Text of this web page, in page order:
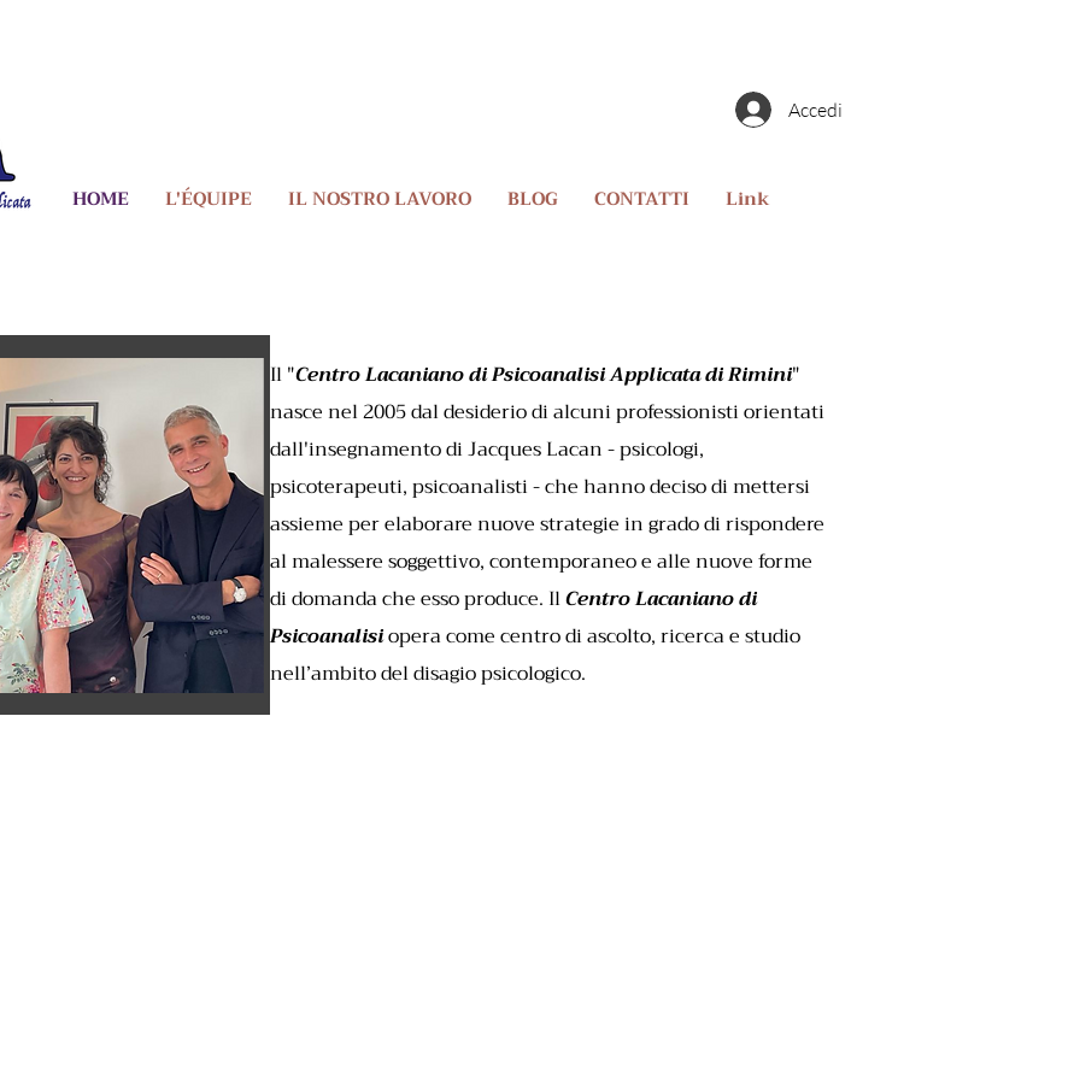
Accedi
HOME L'ÉQUIPE IL NOSTRO LAVORO BLOG CONTATTI Link
Il "Centro Lacaniano di Psicoanalisi Applicata di Rimini"
nasce nel 2005 dal desiderio di alcuni professionisti orientati
dall'insegnamento di Jacques Lacan - psicologi,
psicoterapeuti, psicoanalisti - che hanno deciso di mettersi
assieme per elaborare nuove strategie in grado di rispondere
al malessere soggettivo, contemporaneo e alle nuove forme
di domanda che esso produce. IlCentro Lacaniano di
Psicoanalisiopera come centro di ascolto, ricerca e studio
nell’ambito del disagio psicologico.